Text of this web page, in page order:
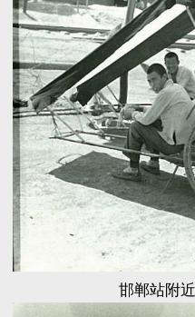
邯郸站附